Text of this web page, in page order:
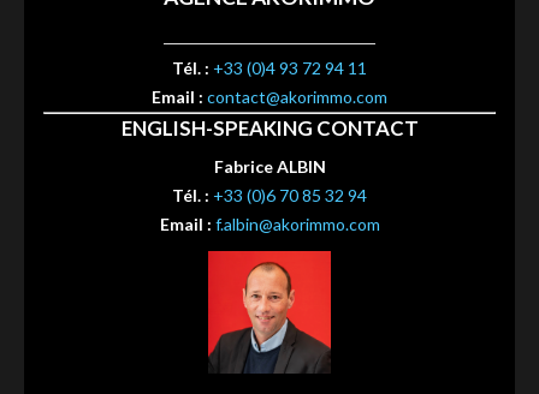
Tél. : +33 (0)4 93 72 94 11
Email : contact@akorimmo.com
ENGLISH-SPEAKING CONTACT
Fabrice ALBIN
Tél. : +33 (0)6 70 85 32 94
Email : f.albin@akorimmo.com